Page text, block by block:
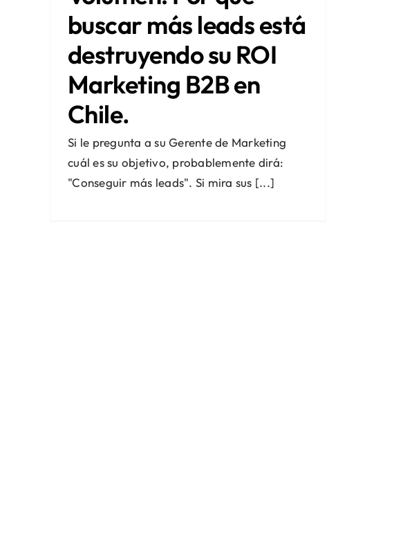
buscar más leads está
destruyendo su ROI
Marketing B2B en
Chile.
Si le pregunta a su Gerente de Marketing
cuál es su objetivo, probablemente dirá:
"Conseguir más leads". Si mira sus [...]